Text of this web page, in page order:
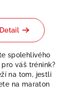
hodnocení
produktu
z
5
hvězdiček.
Detail
spolehlivého
váš trénink?
na tom, jestli
na maraton
Odeslat